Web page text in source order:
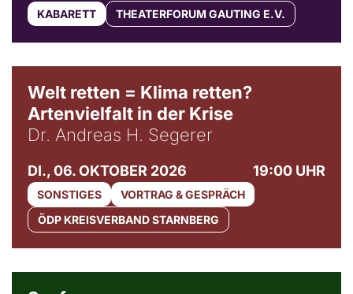
KABARETT THEATERFORUM GAUTING E.V.
Welt retten = Klima retten?
Artenvielfalt in der Krise
Dr. Andreas H. Segerer
DI., 06. OKTOBER 2026 19:00 UHR
SONSTIGES
VORTRAG & GESPRÄCH
ÖDP KREISVERBAND STARNBERG